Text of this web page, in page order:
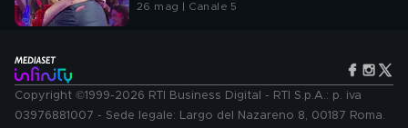
26 mag | Canale 5
Copyright ©1999-2026 RTI Business Digital - RTI S.p.A.: p. iva
03976881007 - Sede legale: Largo del Nazareno 8, 00187 Roma.